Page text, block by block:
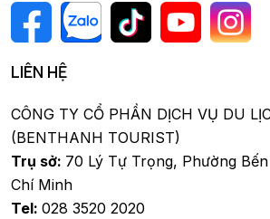
LIÊN HỆ
CÔNG TY CỔ PHẦN DỊCH VỤ DU
(BENTHANH TOURIST)
Trụ sở: 70 Lý Tự Trọng, Phường
Chí Minh
Tel: 028 3520 2020